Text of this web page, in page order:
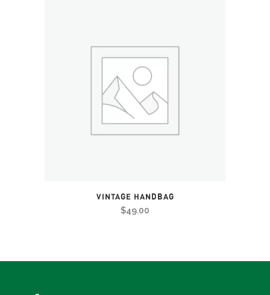
VINTAGE HANDBAG
$49.00